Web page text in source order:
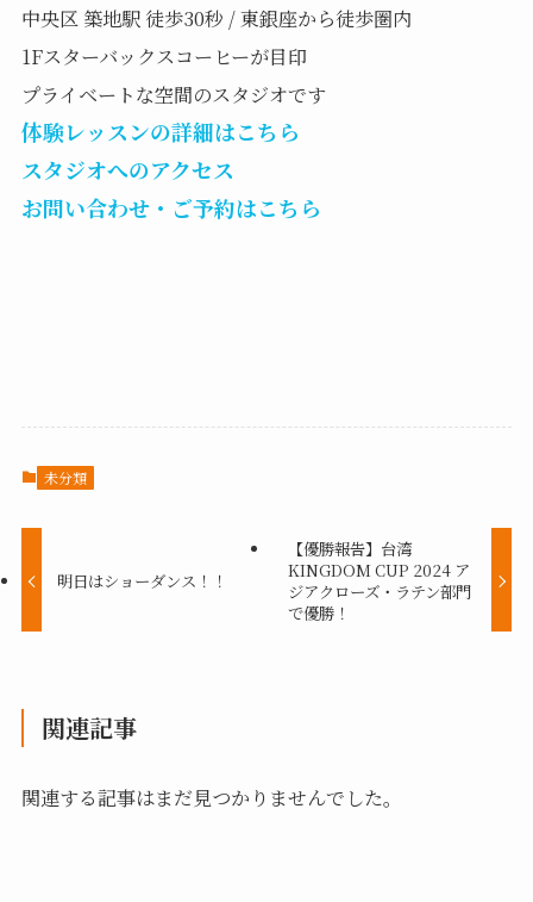
中央区 築地駅 徒歩30秒 / 東銀座から徒歩圏内
1Fスターバックスコーヒーが目印
プライベートな空間のスタジオです
体験レッスンの詳細はこちら
スタジオへのアクセス
お問い合わせ・ご予約はこちら
未分類
明日はショーダンス！！
【優勝報告】台湾
KINGDOM CUP 2024 ア
ジアクローズ・ラテン部門
で優勝！
関連記事
関連する記事はまだ見つかりませんでした。